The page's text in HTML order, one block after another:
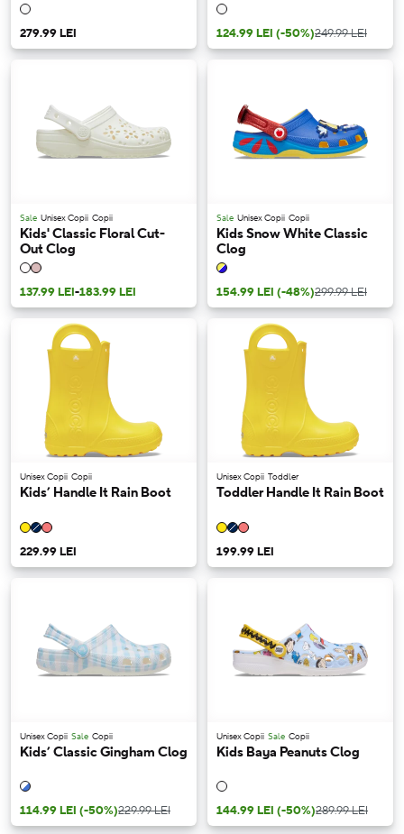
279.99 LEI 124.99 LEI (-50%)249.99 LEI
Sale Unisex Copii Copii
Kids' Classic Floral Cut-
Out Clog
137.99 LEI-183.99 LEI
Sale Unisex Copii Copii
Kids Snow White Classic
Clog
154.99 LEI (-48%)299.99 LEI
Unisex Copii Copii
Kids’ Handle It Rain Boot
229.99 LEI
Unisex Copii Toddler
Toddler Handle It Rain Boot
199.99 LEI
Unisex Copii Sale Copii
Kids’ Classic Gingham Clog
114.99 LEI (-50%)229.99 LEI
Unisex Copii Sale Copii
Kids Baya Peanuts Clog
144.99 LEI (-50%)289.99 LEI